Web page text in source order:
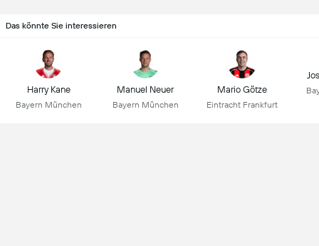
Das könnte Sie interessieren
Harry Kane
Bayern München
Manuel Neuer
Bayern München
Mario Götze
Eintracht Frankfurt